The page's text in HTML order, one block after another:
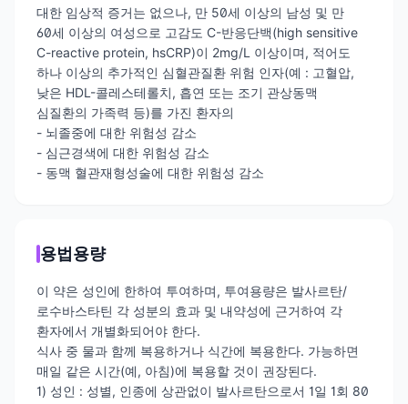
대한 임상적 증거는 없으나, 만 50세 이상의 남성 및 만
60세 이상의 여성으로 고감도 C-반응단백(high sensitive
C-reactive protein, hsCRP)이 2mg/L 이상이며, 적어도
하나 이상의 추가적인 심혈관질환 위험 인자(예 : 고혈압,
낮은 HDL-콜레스테롤치, 흡연 또는 조기 관상동맥
심질환의 가족력 등)를 가진 환자의
- 뇌졸중에 대한 위험성 감소
- 심근경색에 대한 위험성 감소
- 동맥 혈관재형성술에 대한 위험성 감소
용법용량
이 약은 성인에 한하여 투여하며, 투여용량은 발사르탄/
로수바스타틴 각 성분의 효과 및 내약성에 근거하여 각
환자에서 개별화되어야 한다.
식사 중 물과 함께 복용하거나 식간에 복용한다. 가능하면
매일 같은 시간(예, 아침)에 복용할 것이 권장된다.
1) 성인 : 성별, 인종에 상관없이 발사르탄으로서 1일 1회 80